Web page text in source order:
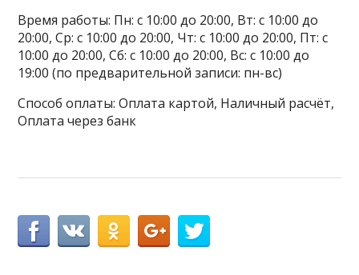
Время работы: Пн: с 10:00 до 20:00, Вт: с 10:00 до
20:00, Ср: с 10:00 до 20:00, Чт: с 10:00 до 20:00, Пт: с
10:00 до 20:00, Сб: с 10:00 до 20:00, Вс: с 10:00 до
19:00 (по предварительной записи: пн-вс)
Способ оплаты: Оплата картой, Наличный расчёт,
Оплата через банк